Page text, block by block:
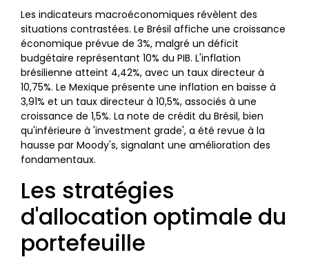
Les indicateurs macroéconomiques révèlent des
situations contrastées. Le Brésil affiche une croissance
économique prévue de 3%, malgré un déficit
budgétaire représentant 10% du PIB. L'inflation
brésilienne atteint 4,42%, avec un taux directeur à
10,75%. Le Mexique présente une inflation en baisse à
3,91% et un taux directeur à 10,5%, associés à une
croissance de 1,5%. La note de crédit du Brésil, bien
qu'inférieure à 'investment grade', a été revue à la
hausse par Moody's, signalant une amélioration des
fondamentaux.
Les stratégies
d'allocation optimale du
portefeuille